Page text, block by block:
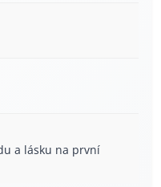
a lásku na první